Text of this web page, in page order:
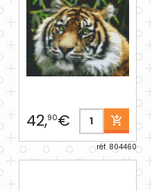
42,90€
réf. 804460